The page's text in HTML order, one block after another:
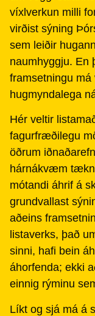
víxlverkun milli
virðist sýning
sem leiðir
naumhyggju. En
framsetningu
hugmyndalega
Hér veltir
fagurfræðilegu
öðrum
hárnákvæm
mótandi áhrif á
grundvallast
aðeins
listaverks, það
sinni, hafi bein
áhorfenda; ekki
einnig rýminu
Líkt og sjá má á